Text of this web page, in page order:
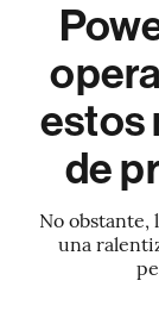
estos
de
No obstante,
una